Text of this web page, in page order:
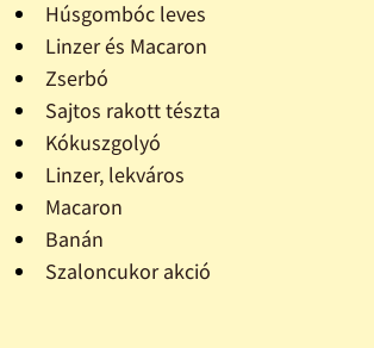
Húsgombóc leves
Linzer és Macaron
Zserbó
Sajtos rakott tészta
Kókuszgolyó
Linzer, lekváros
Macaron
Banán
Szaloncukor akció